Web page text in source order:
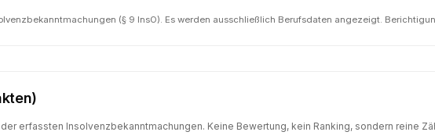
(§ 9 InsO). Es werden ausschließlich Berufsdaten angezeigt.
erfassten Insolvenzbekanntmachungen. Keine Bewertung, kein Ranking, sondern reine